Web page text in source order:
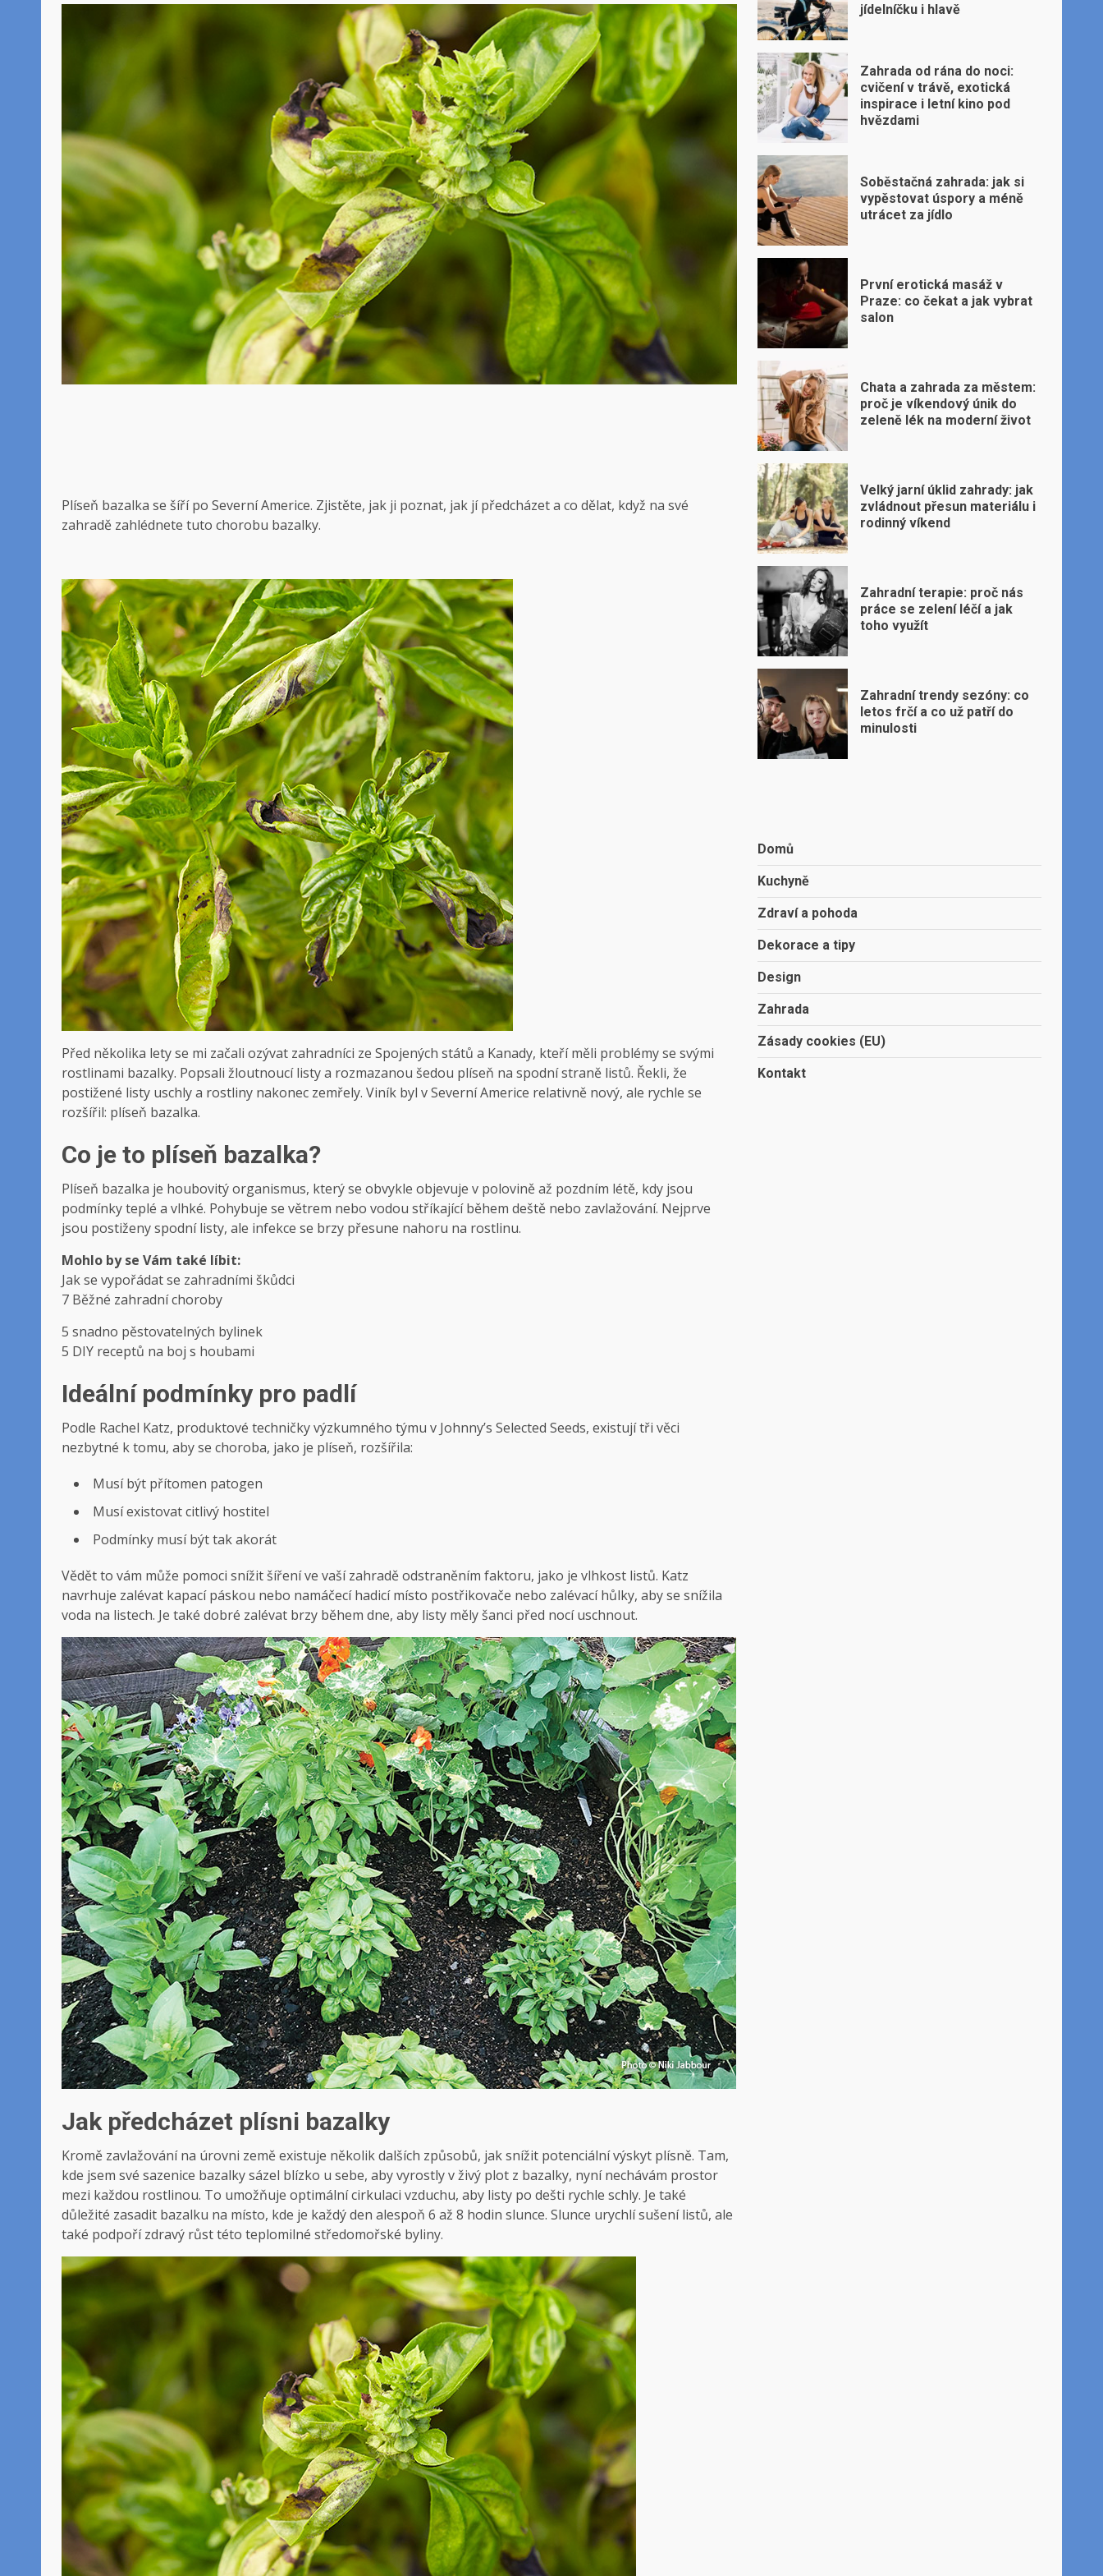
Plíseň bazalka se šíří po Severní Americe. Zjistěte, jak ji poznat, jak jí předcházet a co dělat, když na své
zahradě zahlédnete tuto chorobu bazalky.
Před několika lety se mi začali ozývat zahradníci ze Spojených států a Kanady, kteří měli problémy se svými
rostlinami bazalky. Popsali žloutnoucí listy a rozmazanou šedou plíseň na spodní straně listů. Řekli, že
postižené listy uschly a rostliny nakonec zemřely. Viník byl v Severní Americe relativně nový, ale rychle se
rozšířil: plíseň bazalka.
Co je to plíseň bazalka?
Plíseň bazalka je houbovitý organismus, který se obvykle objevuje v polovině až pozdním létě, kdy jsou
podmínky teplé a vlhké. Pohybuje se větrem nebo vodou stříkající během deště nebo zavlažování. Nejprve
jsou postiženy spodní listy, ale infekce se brzy přesune nahoru na rostlinu.
Mohlo by se Vám také líbit:
Jak se vypořádat se zahradními škůdci
7 Běžné zahradní choroby
5 snadno pěstovatelných bylinek
5 DIY receptů na boj s houbami
Ideální podmínky pro padlí
Podle Rachel Katz, produktové techničky výzkumného týmu v Johnny’s Selected Seeds, existují tři věci
nezbytné k tomu, aby se choroba, jako je plíseň, rozšířila:
Musí být přítomen patogen
Musí existovat citlivý hostitel
Podmínky musí být tak akorát
Vědět to vám může pomoci snížit šíření ve vaší zahradě odstraněním faktoru, jako je vlhkost listů. Katz
navrhuje zalévat kapací páskou nebo namáčecí hadicí místo postřikovače nebo zalévací hůlky, aby se snížila
voda na listech. Je také dobré zalévat brzy během dne, aby listy měly šanci před nocí uschnout.
Jak předcházet plísni bazalky
Kromě zavlažování na úrovni země existuje několik dalších způsobů, jak snížit potenciální výskyt plísně. Tam,
kde jsem své sazenice bazalky sázel blízko u sebe, aby vyrostly v živý plot z bazalky, nyní nechávám prostor
mezi každou rostlinou. To umožňuje optimální cirkulaci vzduchu, aby listy po dešti rychle schly. Je také
důležité zasadit bazalku na místo, kde je každý den alespoň 6 až 8 hodin slunce. Slunce urychlí sušení listů, ale
také podpoří zdravý růst této teplomilné středomořské byliny.
jídelníčku i hlavě
Zahrada od rána do noci:
cvičení v trávě, exotická
inspirace i letní kino pod
hvězdami
Soběstačná zahrada: jak si
vypěstovat úspory a méně
utrácet za jídlo
První erotická masáž v
Praze: co čekat a jak vybrat
salon
Chata a zahrada za městem:
proč je víkendový únik do
zeleně lék na moderní život
Velký jarní úklid zahrady: jak
zvládnout přesun materiálu i
rodinný víkend
Zahradní terapie: proč nás
práce se zelení léčí a jak
toho využít
Zahradní trendy sezóny: co
letos frčí a co už patří do
minulosti
Domů
Kuchyně
Zdraví a pohoda
Dekorace a tipy
Design
Zahrada
Zásady cookies (EU)
Kontakt